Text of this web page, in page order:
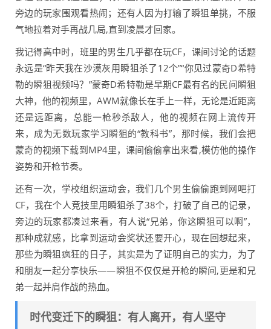
旁边的玩家围观看热闹；还有人因为打输了瞬狙单挑，不服
气地拉着对手再战几局,直到凌晨才回家。
我记得高中时，班里的男生几乎都在玩CF，课间讨论的话题
永远是“昨天我在沙漠灰用瞬狙杀了12个”“你见过蒙奇D希特
勒的瞬狙视频吗？”蒙奇D希特勒是早期CF最有名的民间瞬狙
大神，他的视频里，AWM就像长在手上一样，无论是近距离
还是远距离，总能一枪秒杀敌人，他的视频在网上流传开
来，成为无数玩家学习瞬狙的“教科书”，那时候，我们会把
蒙奇的视频下载到MP4里，课间偷偷拿出来看,模仿他的操作
姿势和开枪节奏。
还有一次，学校组织运动会，我们几个男生偷偷跑到网吧打
CF，我在个人竞技里用瞬狙杀了38个，打破了自己的记录，
旁边的玩家都凑过来看，有人说“兄弟，你这瞬狙可以啊”，
那种成就感，比拿到运动会奖状还要开心，现在回想起来，
那些为瞬狙疯狂的日子，其实是为了证明自己的实力，为了
和朋友一起分享快乐——瞬狙不仅仅是开枪的瞬间,更是和兄
弟一起并肩作战的热血。
时代变迁下的瞬狙：有人离开，有人坚守